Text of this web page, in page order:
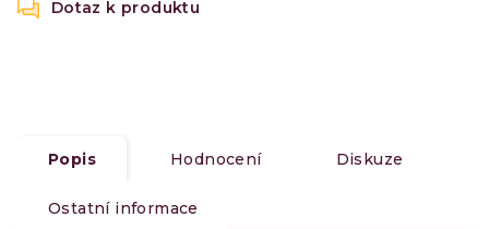
Popis Hodnocení Diskuze
Ostatní informace